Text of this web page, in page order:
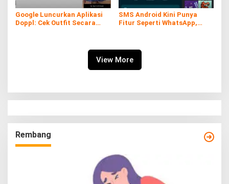
Google Luncurkan Aplikasi
Doppl: Cek Outfit Secara
SMS Android Kini Punya
Fitur Seperti WhatsApp,
View More
Rembang